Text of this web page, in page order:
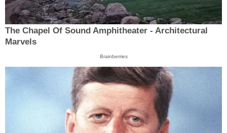
The Chapel Of Sound Amphitheater - Architectural
Marvels
Brainberries